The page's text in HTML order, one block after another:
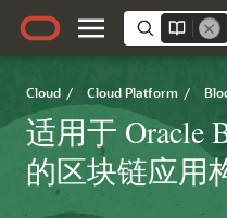
Cloud / Cloud Platform /
适用于 Oracle
的区块链应用